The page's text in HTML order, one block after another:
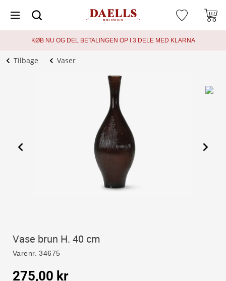
KØB NU OG DEL BETALINGEN OP I 3 DELE MED KLARNA
Tilbage Vaser
Vase brun H. 40 cm
Varenr. 34675
275,00 kr